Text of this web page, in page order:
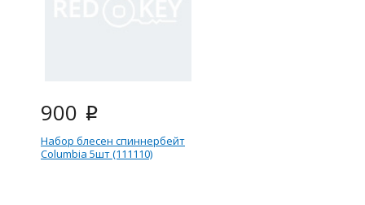
900 i
Набор блесен спиннербейт
Columbia 5шт (111110)